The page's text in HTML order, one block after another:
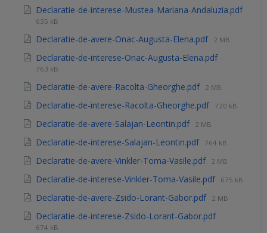
Declaratie-de-interese-Mustea-Mariana-Andaluzia.pdf
635 kB
Declaratie-de-avere-Onac-Augusta-Elena.pdf 2 MB
Declaratie-de-interese-Onac-Augusta-Elena.pdf
763 kB
Declaratie-de-avere-Racolta-Gheorghe.pdf 2 MB
Declaratie-de-interese-Racolta-Gheorghe.pdf 720 kB
Declaratie-de-avere-Salajan-Leontin.pdf 2 MB
Declaratie-de-interese-Salajan-Leontin.pdf 764 kB
Declaratie-de-avere-Vinkler-Toma-Vasile.pdf 2 MB
Declaratie-de-interese-Vinkler-Toma-Vasile.pdf 675 kB
Declaratie-de-avere-Zsido-Lorant-Gabor.pdf 2 MB
Declaratie-de-interese-Zsido-Lorant-Gabor.pdf
674 kB